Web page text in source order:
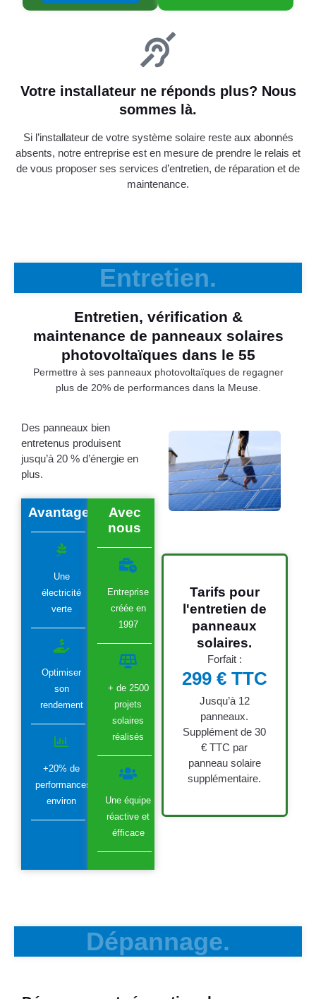
Votre installateur ne réponds plus? Nous
sommes là.
Si l’installateur de votre système solaire reste aux abonnés
absents, notre entreprise est en mesure de prendre le relais et
de vous proposer ses services d’entretien, de réparation et de
maintenance.
Entretien.
Entretien, vérification &
maintenance de panneaux solaires
photovoltaïques dans le 55
Permettre à ses panneaux photovoltaïques de regagner
plus de 20% de performances dans la Meuse.
Des panneaux bien
entretenus produisent
jusqu’à 20 % d’énergie en
plus.
Avantages
Une
électricité
verte
Optimiser
son
rendement
+20% de
performances
environ
Avec
nous
Entreprise
créée en
1997
+ de 2500
projets
solaires
réalisés
Une équipe
réactive et
éfficace
Tarifs pour
l'entretien de
panneaux
solaires.
Forfait :
299 € TTC
Jusqu’à 12
panneaux.
Supplément de 30
€ TTC par
panneau solaire
supplémentaire.
Dépannage.